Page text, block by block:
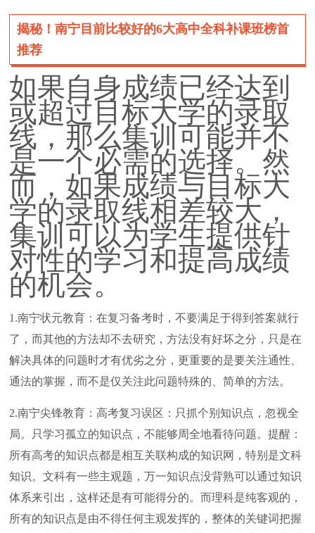
揭秘！南宁目前比较好的6大高中全科补课班榜首
推荐
如果自身成绩已经达到
或超过目标大学的录取
线，那么集训可能并不
是一个必需的选择。然
而，如果成绩与目标大
学的录取线相差较大，
集训可以为学生提供针
对性的学习和提高成绩
的机会。
1.南宁状元教育：在复习备考时，不要满足于得到答案就行
了，而其他的方法却不去研究，方法没有好坏之分，只是在
解决具体的问题时才有优劣之分，更重要的是要关注通性、
通法的掌握，而不是仅关注此问题特殊的、简单的方法。
2.南宁尖锋教育：高考复习误区：只抓个别知识点，忽视全
局。只学习孤立的知识点，不能够周全地看待问题。提醒：
所有高考的知识点都是相互关联构成的知识网，特别是文科
知识。文科有一些主观题，万一知识点没背熟可以通过知识
体系来引出，这样还是有可能得分的。而理科是纯客观的，
所有的知识点是由不得任何主观发挥的，整体的关键词把握